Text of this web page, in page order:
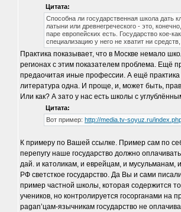
Цитата:
Способна ли государственная школа дать
латыни или древнегреческого - это,
паре европейских есть. Государство кое-
специализацию у него не хватит ни
Практика показывает, что в Москве немало
регионах с этим показателем проблема. Ещё
предаочитая иные профессии. А ещё практика
литература одна. И проще, и, может быть,
Или как? А зато у нас есть школы с
Цитата:
Вот пример: http://media.tv-soyuz.ru/
К примеру по Вашей ссылке. Пример сам по
перепугу наше государство должно
дай. и католикам, и еврейцам, и
РФ светсткое государство. Да Вы и сами
пример частной школы, которая содержится
учеников, но контролируется госорганами
pagan’цам-язычникам государство не